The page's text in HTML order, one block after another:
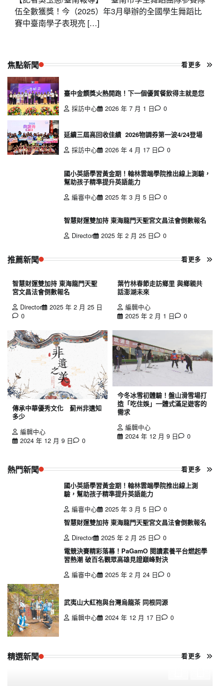
伍全數獲獎！今（2025）年3月舉辦的全國學生舞蹈比
賽中臺南學子表現亮 […]
焦點新聞 看更多
臺中金饌獎火熱開跑！下一個優質餐飲得主就是您
採訪中心
2026 年 7 月 1 日 0
延續三屆高回收佳績 2026物調券第一波4/24登場
採訪中心
2026 年 4 月 17 日 0
國小英語學習黃金期！翰林雲端學院推出線上測驗，
幫助孩子精準提升英語能力
編審中心
2025 年 3 月 5 日 0
智慧財運雙加持 東海龍門天聖宮文昌法會倒數報名
Director
2025 年 2 月 25 日 0
推薦新聞 看更多
智慧財運雙加持 東海龍門天聖
宮文昌法會倒數報名
Director
2025 年 2 月 25 日
0
葉竹林春節走訪鄉里 與鄉親共
話澎湖未來
編輯中心
2025 年 2 月 1 日
0
傳承中華優秀文化 薊州非遺知
多少
編輯中心
2024 年 12 月 9 日
0
今冬冰雪初體驗！盤山滑雪場打
造「吃住娛」一體式滿足遊客的
需求
編輯中心
2024 年 12 月 9 日
0
熱門新聞 看更多
國小英語學習黃金期！翰林雲端學院推出線上測
驗，幫助孩子精準提升英語能力
編審中心
2025 年 3 月 5 日
0
智慧財運雙加持 東海龍門天聖宮文昌法會倒數報名
Director
2025 年 2 月 25 日
0
電競決賽精彩落幕！PaGamO 閱讀素養平台燃起學
習熱潮 破百名觀眾高雄見證巔峰對決
編審中心
2025 年 2 月 24 日 0
武夷山大紅袍與台灣烏龍茶 同根同源
編輯中心
2024 年 12 月 17 日 0
精選新聞 看更多